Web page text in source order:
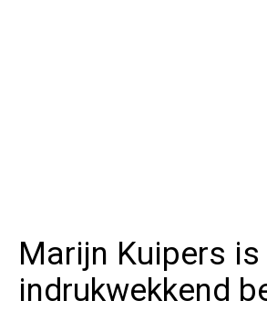
Marijn Kuipers
indrukwekkend